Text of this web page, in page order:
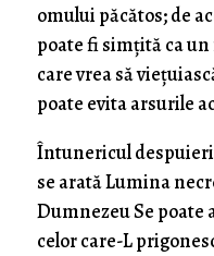
omului păcătos; de
poate fi simţită ca
care vrea să
poate evita arsurile
Întunericul
se arată Lumina
Dumnezeu Se poate
celor care-L